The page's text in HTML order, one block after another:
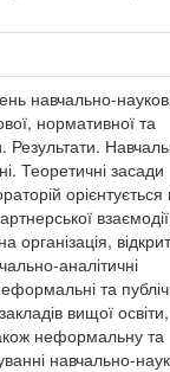
навчально-
нормативної та
Результати.
Теоретичні засади
орієнтується
взаємодії
аналітичні
та
вищої освіти,
неформальну та
навчально-